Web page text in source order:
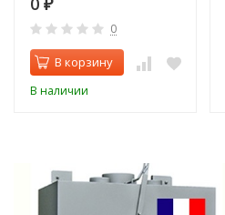
₽
0
В корзину
В наличии